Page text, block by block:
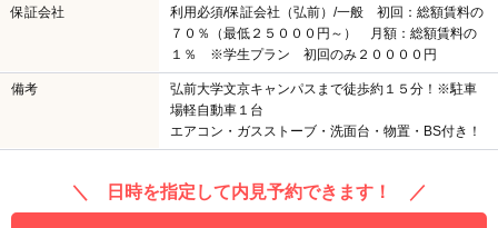
保証会社
利用必須/保証会社（弘前）/一般 初回：総額賃料の
７０％（最低２５０００円～） 月額：総額賃料の
１％ ※学生プラン 初回のみ２００００円
備考
弘前大学文京キャンパスまで徒歩約１５分！※駐車
場軽自動車１台
エアコン・ガスストーブ・洗面台・物置・BS付き！
＼ 日時を指定して内見予約できます！ ／